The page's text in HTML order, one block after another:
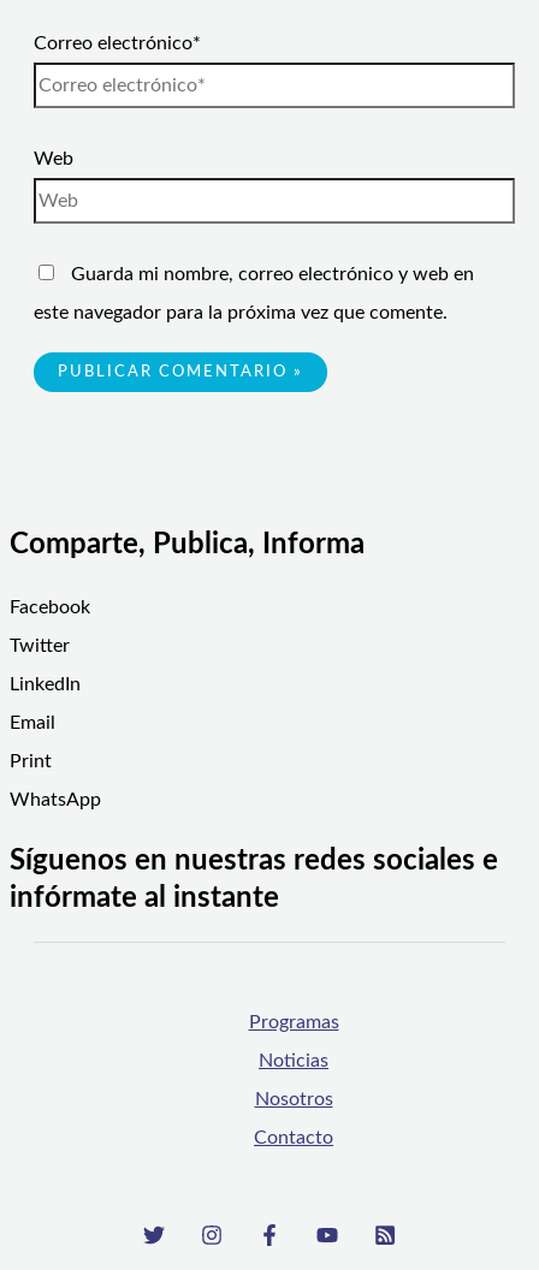
Correo electrónico*
Web
Guarda mi nombre, correo electrónico y web en
este navegador para la próxima vez que comente.
Comparte, Publica, Informa
Facebook
Twitter
LinkedIn
Email
Print
WhatsApp
Síguenos en nuestras redes sociales e
infórmate al instante
Programas
Noticias
Nosotros
Contacto